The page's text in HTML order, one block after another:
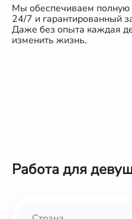
Мы обеспечиваем полную
24/7 и гарантированный
Даже без опыта каждая
изменить жизнь.
Работа для